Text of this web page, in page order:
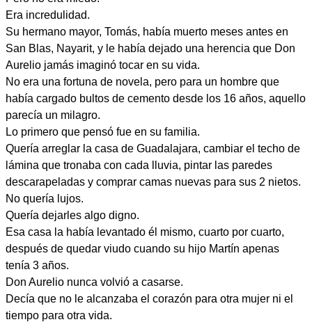
Era incredulidad.
Su hermano mayor, Tomás, había muerto meses antes en
San Blas, Nayarit, y le había dejado una herencia que Don
Aurelio jamás imaginó tocar en su vida.
No era una fortuna de novela, pero para un hombre que
había cargado bultos de cemento desde los 16 años, aquello
parecía un milagro.
Lo primero que pensó fue en su familia.
Quería arreglar la casa de Guadalajara, cambiar el techo de
lámina que tronaba con cada lluvia, pintar las paredes
descarapeladas y comprar camas nuevas para sus 2 nietos.
No quería lujos.
Quería dejarles algo digno.
Esa casa la había levantado él mismo, cuarto por cuarto,
después de quedar viudo cuando su hijo Martín apenas
tenía 3 años.
Don Aurelio nunca volvió a casarse.
Decía que no le alcanzaba el corazón para otra mujer ni el
tiempo para otra vida.